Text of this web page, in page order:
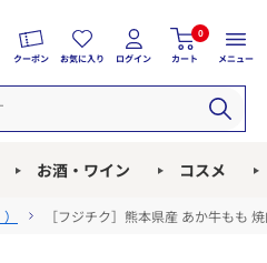
クーポン お気に入り ログイン
0
カート メニュー
お酒・ワイン コスメ
） ［フジチク］熊本県産 あか牛もも